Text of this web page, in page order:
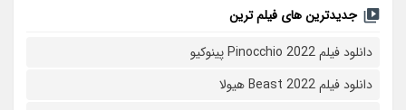
جدیدترین های فیلم ترین
دانلود فیلم Pinocchio 2022 پینوکیو
دانلود فیلم Beast 2022 هیولا